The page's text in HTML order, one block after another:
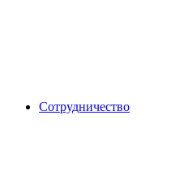
Сотрудничество